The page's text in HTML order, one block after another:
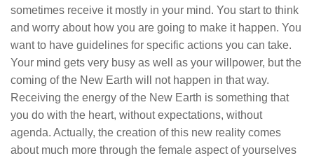
sometimes receive it mostly in your mind. You start to think
and worry about how you are going to make it happen. You
want to have guidelines for specific actions you can take.
Your mind gets very busy as well as your willpower, but the
coming of the New Earth will not happen in that way.
Receiving the energy of the New Earth is something that
you do with the heart, without expectations, without
agenda. Actually, the creation of this new reality comes
about much more through the female aspect of yourselves